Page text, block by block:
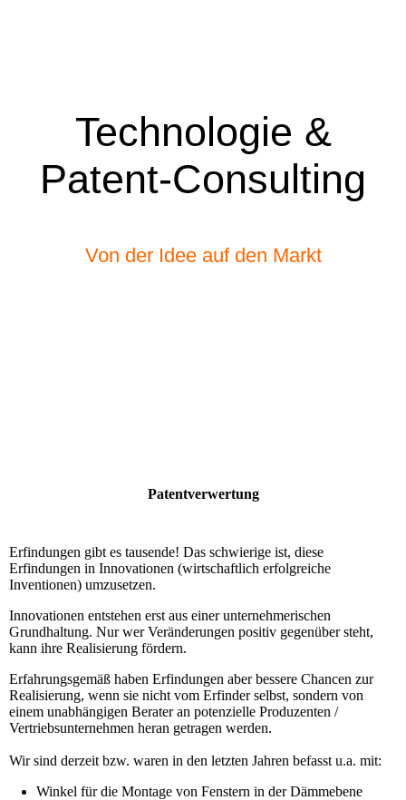
Technologie &
Patent-Consulting
Von der Idee auf den Markt
Patentverwertung
Erfindungen gibt es tausende! Das schwierige ist, diese
Erfindungen in Innovationen (wirtschaftlich erfolgreiche
Inventionen) umzusetzen.
Innovationen entstehen erst aus einer unternehmerischen
Grundhaltung. Nur wer Veränderungen positiv gegenüber steht,
kann ihre Realisierung fördern.
Erfahrungsgemäß haben Erfindungen aber bessere Chancen zur
Realisierung, wenn sie nicht vom Erfinder selbst, sondern von
einem unabhängigen Berater an potenzielle Produzenten /
Vertriebsunternehmen heran getragen werden.
Wir sind derzeit bzw. waren in den letzten Jahren befasst u.a. mit:
Winkel für die Montage von Fenstern in der Dämmebene